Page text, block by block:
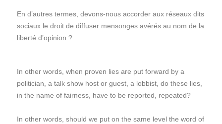
En d’autres termes, devons-nous accorder aux réseaux dits
sociaux le droit de diffuser mensonges avérés au nom de la
liberté d’opinion ?
In other words, when proven lies are put forward by a
politician, a talk show host or guest, a lobbist, do these lies,
in the name of fairness, have to be reported, repeated?
In other words, should we put on the same level the word of